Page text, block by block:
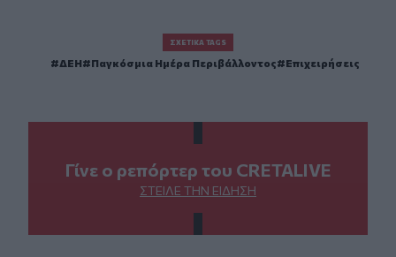
ΣΧΕΤΙΚΆ TAGS
ΔΕΗ Παγκόσμια Ημέρα Περιβάλλοντος Επιχειρήσεις
Γίνε ο ρεπόρτερ του CRETALIVE
ΣΤΕΊΛΕ ΤΗΝ ΕΊΔΗΣΗ